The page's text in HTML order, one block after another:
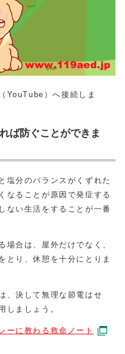
YouTube）へ接続しま
ば防ぐことができま
塩分のバランスがくずれた
なることが原因で発症する
ない生活をすることが一番
合は、屋外だけでなく、
とり、休憩を十分にとりま
、決して無理な節電はせ
しましょう。
ーに教わる救命ノート